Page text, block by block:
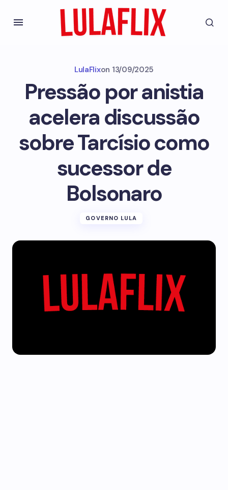
LulaFlixon 13/09/2025
Pressão por anistia
acelera discussão
sobre Tarcísio como
sucessor de
Bolsonaro
GOVERNO LULA